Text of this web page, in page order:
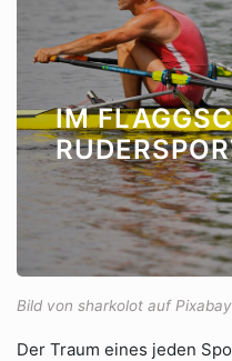
IM
Bild von sharkolot auf Pixabay
Der Traum eines jeden